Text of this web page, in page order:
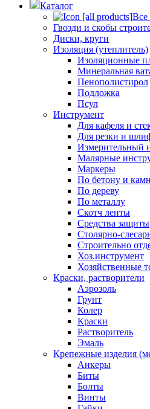
Каталог
Все
Гвозди и скобы
Диски, круги
Изоляция (утеплитель)
Изоляционные
Минеральная
Пенополистирол
Подложка
Псул
Инструмент
Для кафеля и
Для резки и
Измерительный
Малярные
Маркеры
По бетону и
По дереву
По металлу
Скотч ленты
Средства защиты
Столярно-
Строительно
Хоз.инструмент
Хозяйственные
Краски, растворители
Аэрозоль
Грунт
Колер
Краски
Растворитель
Эмаль
Крепежные изделия
Анкеры
Биты
Болты
Винты